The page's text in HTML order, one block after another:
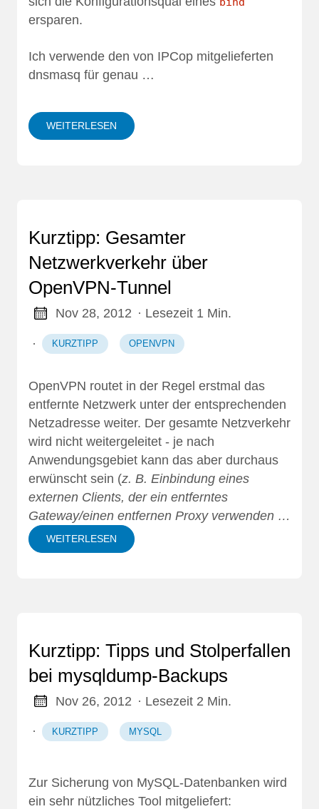
ersparen.
Ich verwende den von IPCop mitgelieferten
dnsmasq für genau …
WEITERLESEN
Kurztipp: Gesamter
Netzwerkverkehr über
OpenVPN-Tunnel
Nov 28, 2012 · Lesezeit 1 Min.
· KURZTIPP OPENVPN
OpenVPN routet in der Regel erstmal das
entfernte Netzwerk unter der entsprechenden
Netzadresse weiter. Der gesamte Netzverkehr
wird nicht weitergeleitet - je nach
Anwendungsgebiet kann das aber durchaus
erwünscht sein (z. B. Einbindung eines
externen Clients, der ein entferntes
Gateway/einen entfernen Proxy verwenden …
WEITERLESEN
Kurztipp: Tipps und Stolperfallen
bei mysqldump-Backups
Nov 26, 2012 · Lesezeit 2 Min.
· KURZTIPP MYSQL
Zur Sicherung von MySQL-Datenbanken wird
ein sehr nützliches Tool mitgeliefert: